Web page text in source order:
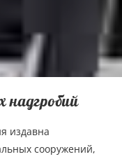
издавна
сооружений,